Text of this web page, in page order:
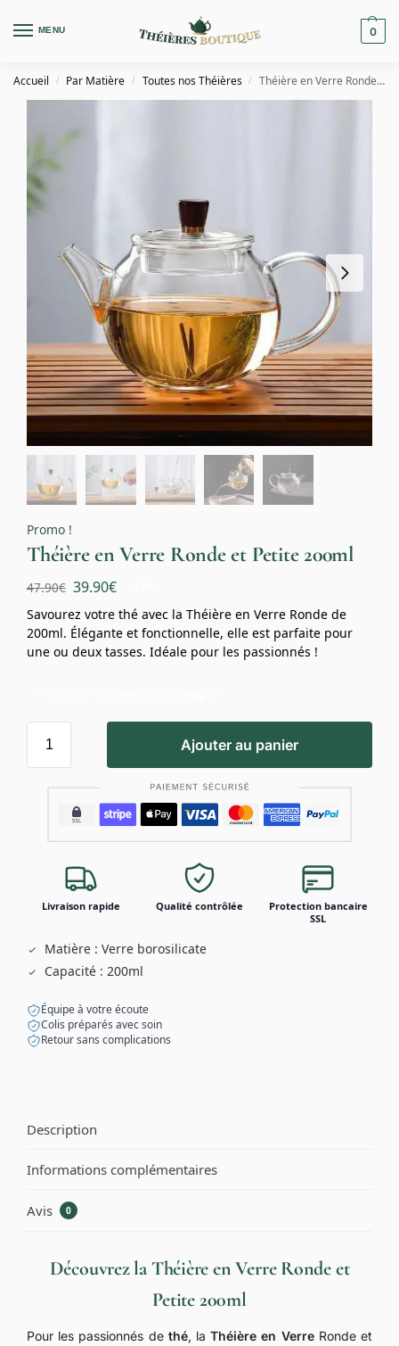
MENU 0
Accueil / Par Matière / Toutes nos Théières / Théière en Verre Ronde et Petite 200ml
Promo !
Théière en Verre Ronde et Petite 200ml
47.90€ 39.90€
Savourez votre thé avec la Théière en Verre Ronde de
200ml. Élégante et fonctionnelle, elle est parfaite pour
une ou deux tasses. Idéale pour les passionnés !
Ajouter au panier
Livraison rapide Qualité contrôlée
Protection bancaire
SSL
Matière : Verre borosilicate
Capacité : 200ml
Équipe à votre écoute
Colis préparés avec soin
Retour sans complications
Description
Informations complémentaires
Avis 0
Découvrez la Théière en Verre Ronde et
Petite 200ml
Pour les passionnés de thé, laThéière en VerreRonde et